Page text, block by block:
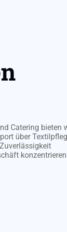
Catering bieten
über
konzentrieren